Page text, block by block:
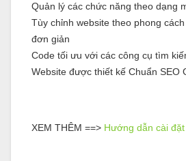
Quản lý các chức năng theo dạng
Tùy chỉnh website theo phong
đơn giản
Code tối ưu với các công cụ tìm
Website được thiết kế Chuẩn SEO
XEM THÊM ==> Hướng dẫn cài